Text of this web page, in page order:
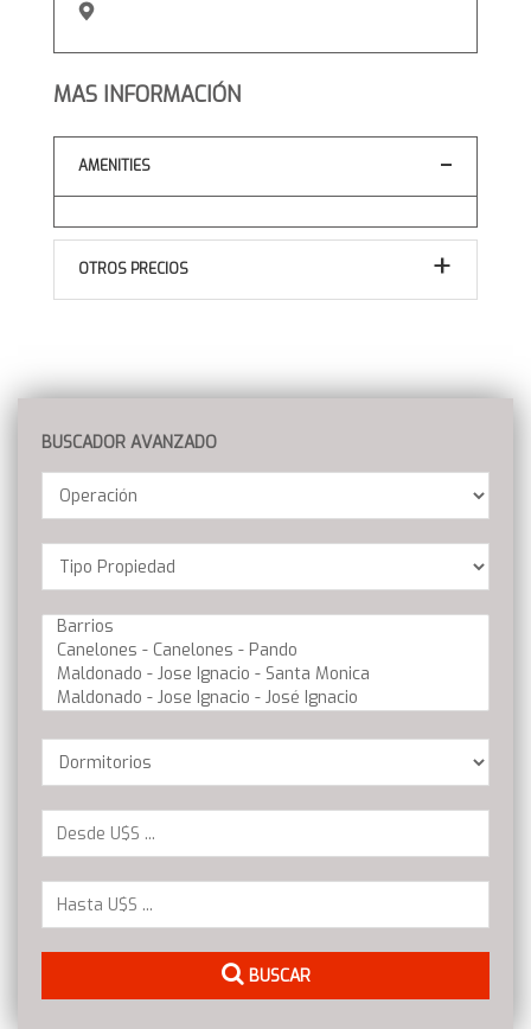
MAS INFORMACIÓN
AMENITIES
OTROS PRECIOS
BUSCADOR AVANZADO
Operación
Location
Barrios
Dormitorios
BUSCAR